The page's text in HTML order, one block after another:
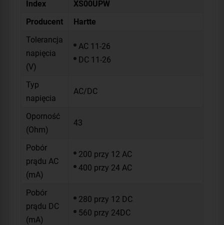
Index
XS00UPW
Producent
Hartte
Tolerancja
napięcia
(V)
AC 11-26
DC 11-26
Typ
napięcia
AC/DC
Oporność
(Ohm)
43
Pobór
prądu AC
(mA)
200 przy 12 AC
400 przy 24 AC
Pobór
prądu DC
(mA)
280 przy 12 DC
560 przy 24DC